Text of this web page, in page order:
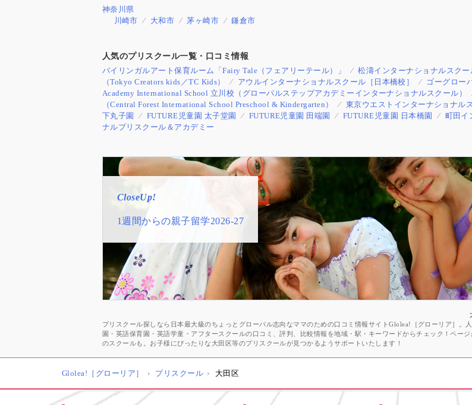
神奈川県
川崎市
大和市 茅ヶ崎市 鎌倉市
人気のプリスクール一覧・口コミ情報
バイリンガルアート保育ルーム「Fairy Tale（フェアリーテール）」
松濤インターナショナルスクー
（Tokyo Creators kids／TC Kids）
アウルインターナショナルスクール［日本橋校］ ゴーグロー
Academy International School 立川校（グローバルステップアカデミーインターナショナルスクール）
（Central Forest International School Preschool & Kindergarten）
東京ウエストインターナショナル
下丸子園
FUTURE児童園 太子堂園 FUTURE児童園 田端園 FUTURE児童園 日本橋園 町田イ
ナルプリスクール＆アカデミー
CloseUp!
1週間からの親子留学2026-27
CloseUp!
子供向けオンライン英会話
CloseUp!
おすすめ★英語プリスクール一覧
CloseUp!
スペシャルゲストメッセージ
久保純子さん
CloseUp!
井川好ニ 教育学博士インタビュー
幼少期に海外経験をする良さ
プリスクール探しなら日本最大級のちょっとグローバル志向なママのための口コミ情報サイトGlolea!［グローリア］。
園・英語保育園・英語学童・アフタースクールの口コミ、評判、比較情報を地域・駅・キーワードからチェック！ペー
のスクールも。お子様にぴったりな大田区等のプリスクールが見つかるようサポートいたします！
Glolea!［グローリア］ プリスクール 大田区